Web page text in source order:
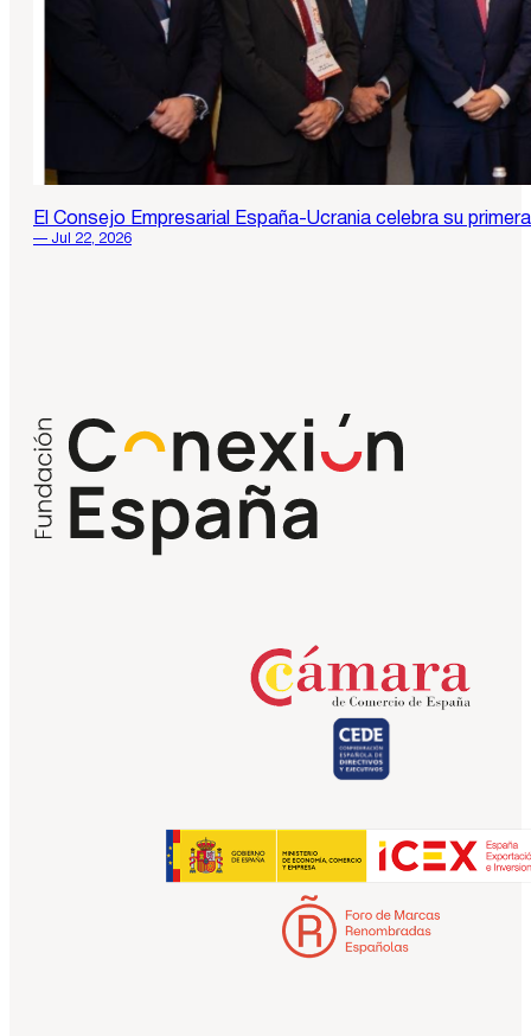
El Consejo Empresarial España-Ucrania celebra su
— Jul 22, 2026